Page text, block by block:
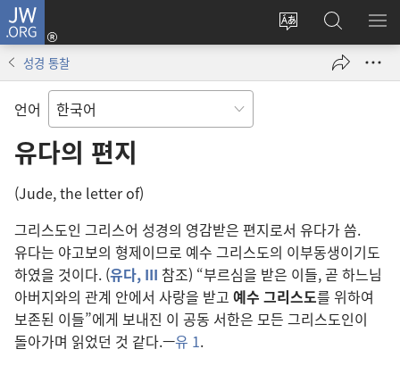
JW.ORG
사이트
변경
로그인
(새로운
열기)
JW.ORG
검색
메
성경 통찰
언어
유다의 편지
(Jude, the letter of)
그리스도인 그리스어 성경의 영감받은 편지로서 유다가 씀.
유다는 야고보의 형제이므로 예수 그리스도의 이부동생이기도
하였을 것이다. (유다, III 참조) “부르심을 받은 이들, 곧 하느님
아버지와의 관계 안에서 사랑을 받고 예수 그리스도를 위하여
보존된 이들”에게 보내진 이 공동 서한은 모든 그리스도인이
돌아가며 읽었던 것 같다.—유 1.